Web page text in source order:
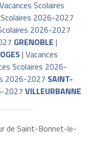
Vacances Scolaires
2026-2027
2026-2027
GRENOBLE |
| Vacances
Scolaires 2026-
2026-2027 SAINT-
2027 VILLEURBANNE
de Saint-Bonnet-le-